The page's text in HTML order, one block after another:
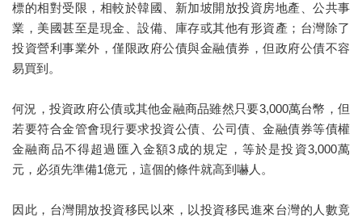
標的相對受限，相較於韓國、新加坡開放投資房地產、公共事
業，美國甚至是現金、設備、庫存或其他有形資產；台灣除了
投資營利事業外，僅限政府公債與金融債券，但政府公債不容
易買到。
何況，投資政府公債或其他金融商品雖然只要3,000萬台幣，但
若要符合金管會現行要求投資公債、公司債、金融債券等債權
金融商品不得超過匯入金額3成的規定，等於是投資3,000萬
元，必須先準備1億元，這個的條件就高到嚇人。
因此，台灣開放投資移民以來，以投資移民進來台灣的人數竟